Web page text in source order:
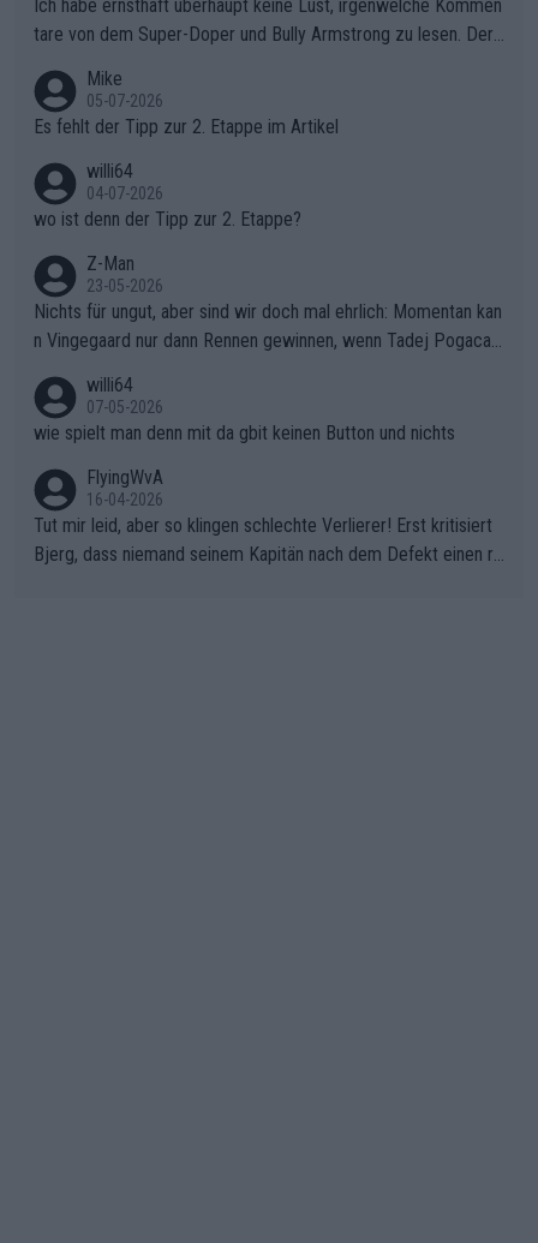
Ich habe ernsthaft überhaupt keine Lust, irgenwelche Kommen
tare von dem Super-Doper und Bully Armstrong zu lesen. Der
r die gehört nicht in dieses Medium!
Mike
05-07-2026
Es fehlt der Tipp zur 2. Etappe im Artikel
willi64
04-07-2026
wo ist denn der Tipp zur 2. Etappe?
Z-Man
23-05-2026
Nichts für ungut, aber sind wir doch mal ehrlich: Momentan kan
n Vingegaard nur dann Rennen gewinnen, wenn Tadej Pogacar
willi64
07-05-2026
wie spielt man denn mit da gbit keinen Button und nichts
FlyingWvA
16-04-2026
Tut mir leid, aber so klingen schlechte Verlierer! Erst kritisiert
Bjerg, dass niemand seinem Kapitän nach dem Defekt einen ro